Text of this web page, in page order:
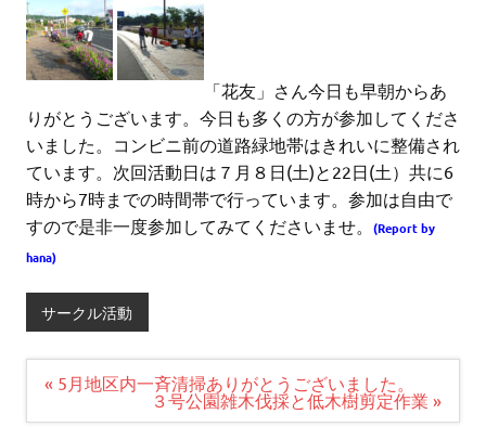
「花友」さん今日も早朝からあ
りがとうございます。今日も多くの方が参加してくださ
いました。コンビニ前の道路緑地帯はきれいに整備され
ています。次回活動日は７月８日(土)と22日(土）共に6
時から7時までの時間帯で行っています。参加は自由で
すので是非一度参加してみてくださいませ。
(Report by
hana)
サークル活動
投
« 5月地区内一斉清掃ありがとうございました。
３号公園雑木伐採と低木樹剪定作業 »